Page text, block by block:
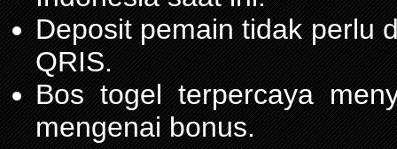
Deposit pemain tidak perlu
QRIS.
Bos togel terpercaya
mengenai bonus.